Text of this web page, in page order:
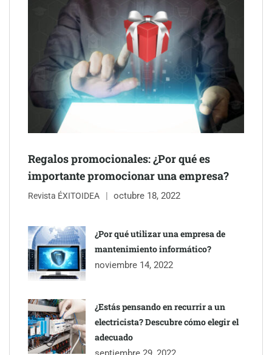
Eulalia Roig lanza ‘The Journal’, una revista digital mensual de
entrevistas y fotografía editorial
inmobiliarios: hasta 82% de ahorro por cobro
Gestoría Online reduce a unas horas el alta de autónomo
Regalos promocionales: ¿Por qué es
importante promocionar una empresa?
Revista ÉXITOIDEA octubre 18, 2022
¿Por qué utilizar una empresa de
mantenimiento informático?
noviembre 14, 2022
¿Estás pensando en recurrir a un
electricista? Descubre cómo elegir el
adecuado